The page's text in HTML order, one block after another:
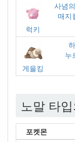
럭키
사념
매지
게을킹
누
노말 타
포켓몬